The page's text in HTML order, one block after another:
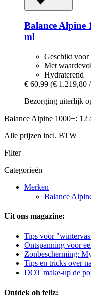
Balance Alpine
ml
Geschikt voor
Met
Hydraterend
€ 60,99 (€ 1.219,80
Bezorging uiterlijk
Balance Alpine 1000+: 12
Alle prijzen incl. BTW
Filter
Categorieën
Merken
Balance
Uit ons magazine:
Tips voor
Ontspanning voor
Zonbescherming:
Tips en tricks over
DOT make-up de
Ontdek oh feliz: